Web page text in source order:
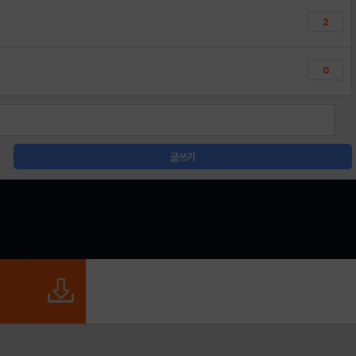
2
0
글쓰기